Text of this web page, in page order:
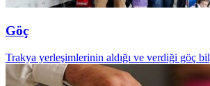
Göç
Trakya yerleşimlerinin aldığı ve verdiği göç